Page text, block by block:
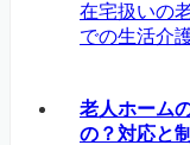
在宅扱いの
での生活介
老人ホーム
の？対応と